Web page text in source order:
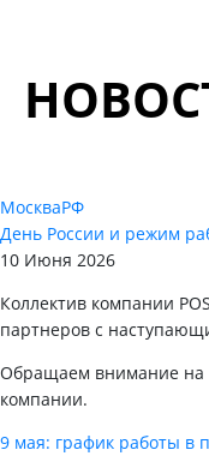
МоскваРФ
День России и режим
10 Июня 2026
Коллектив компании
партнеров с
Обращаем внимание на
компании.
9 мая: график работы в